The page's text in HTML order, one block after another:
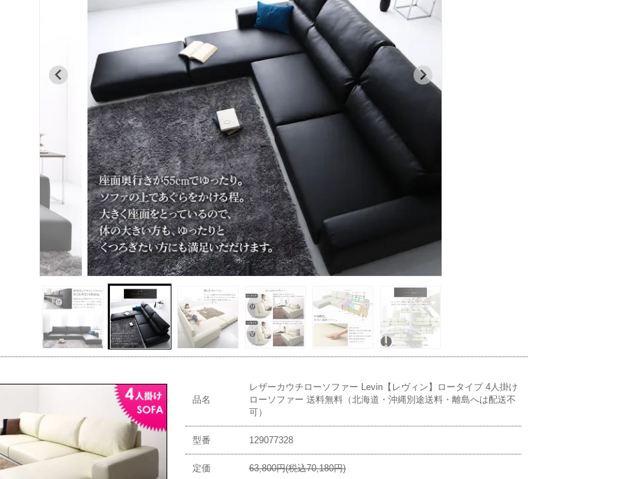
品名
レザーカウチローソファー Levin【レヴィン】ロータイプ 4人掛け
ローソファー 送料無料（北海道・沖縄別途送料・離島へは配送不
可）
型番 129077328
定価 63,800円(税込70,180円)